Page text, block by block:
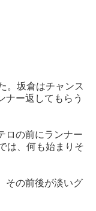
。坂倉はチャンス
ナー返してもらう
ロの前にランナー
は、何も始まりそ
その前後が淡いグ